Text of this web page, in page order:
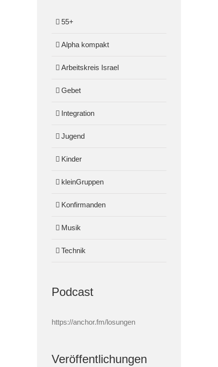
55+
Alpha kompakt
Arbeitskreis Israel
Gebet
Integration
Jugend
Kinder
kleinGruppen
Konfirmanden
Musik
Technik
Podcast
https://anchor.fm/losungen
Veröffentlichungen